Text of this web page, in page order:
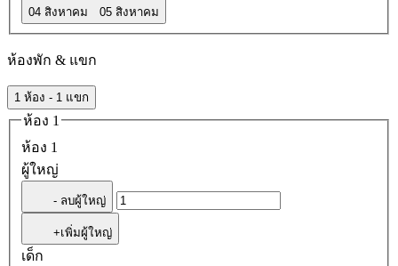
04 สิงหาคม 05 สิงหาคม
ห้องพัก & แขก
1 ห้อง - 1 แขก
ห้อง 1
ห้อง 1
ผู้ใหญ่
- ลบผู้ใหญ่
+เพิ่มผู้ใหญ่
เด็ก